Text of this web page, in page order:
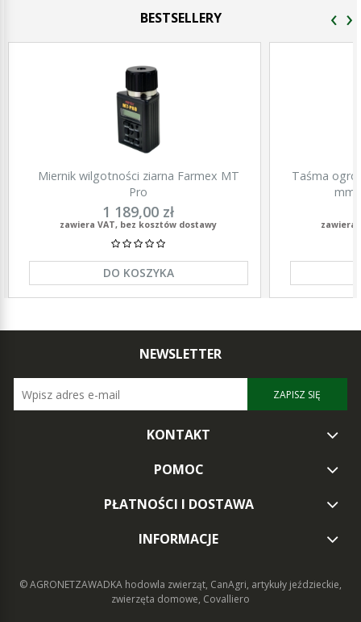
BESTSELLERY
Miernik wilgotności ziarna Farmex MT
Pro
1 189,00 zł
zawiera VAT, bez kosztów dostawy
DO KOSZYKA
Taśma
mm,
zawiera
‹ ›
NEWSLETTER
ZAPISZ SIĘ
KONTAKT
POMOC
PŁATNOŚCI I DOSTAWA
INFORMACJE
© AGRONETZAWADKA hodowla zwierząt, CanAgri, artykuły jeździeckie,
zwierzęta domowe, Covalliero